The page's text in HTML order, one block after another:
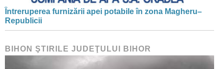
Întreruperea furnizării apei potabile în zona Magheru–
Republicii
BIHON ŞTIRILE JUDEŢULUI BIHOR